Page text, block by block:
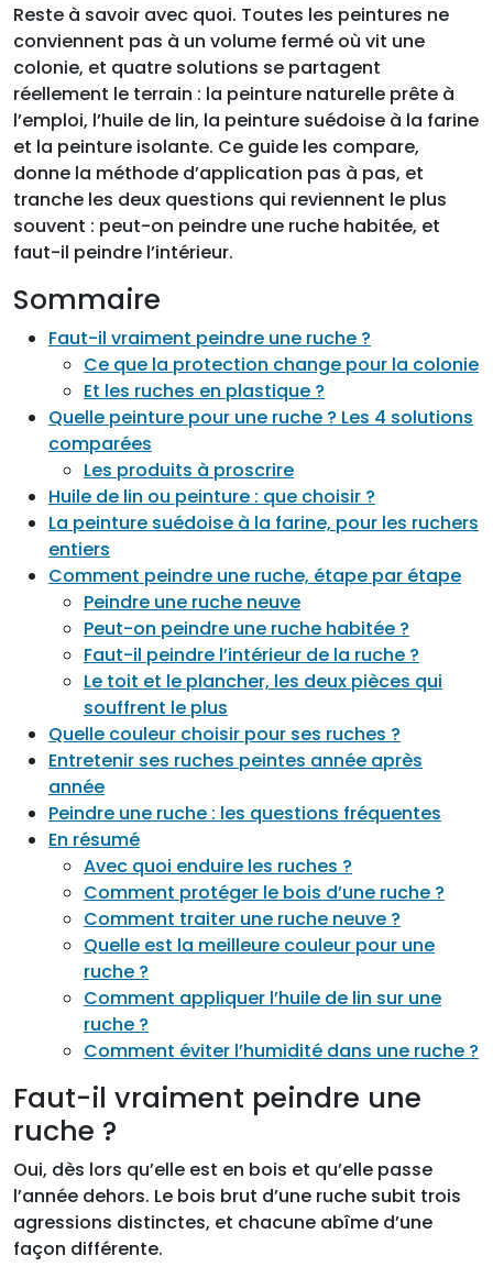
Reste à savoir avec quoi. Toutes les peintures ne
conviennent pas à un volume fermé où vit une
colonie, et quatre solutions se partagent
réellement le terrain : la peinture naturelle prête à
l’emploi, l’huile de lin, la peinture suédoise à la farine
et la peinture isolante. Ce guide les compare,
donne la méthode d’application pas à pas, et
tranche les deux questions qui reviennent le plus
souvent : peut-on peindre une ruche habitée, et
faut-il peindre l’intérieur.
Sommaire
Faut-il vraiment peindre une ruche ?
Ce que la protection change pour la colonie
Et les ruches en plastique ?
Quelle peinture pour une ruche ? Les 4 solutions
comparées
Les produits à proscrire
Huile de lin ou peinture : que choisir ?
La peinture suédoise à la farine, pour les ruchers
entiers
Comment peindre une ruche, étape par étape
Peindre une ruche neuve
Peut-on peindre une ruche habitée ?
Faut-il peindre l’intérieur de la ruche ?
Le toit et le plancher, les deux pièces qui
souffrent le plus
Quelle couleur choisir pour ses ruches ?
Entretenir ses ruches peintes année après
année
Peindre une ruche : les questions fréquentes
En résumé
Avec quoi enduire les ruches ?
Comment protéger le bois d’une ruche ?
Comment traiter une ruche neuve ?
Quelle est la meilleure couleur pour une
ruche ?
Comment appliquer l’huile de lin sur une
ruche ?
Comment éviter l’humidité dans une ruche ?
Faut-il vraiment peindre une
ruche ?
Oui, dès lors qu’elle est en bois et qu’elle passe
l’année dehors. Le bois brut d’une ruche subit trois
agressions distinctes, et chacune abîme d’une
façon différente.